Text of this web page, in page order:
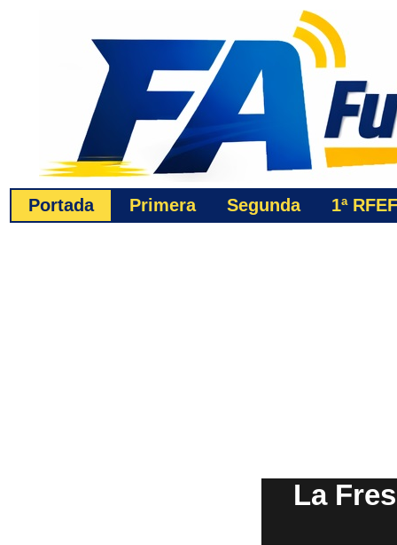
Portada Primera Segunda 1ªRFEF
La